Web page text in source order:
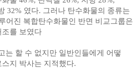
32% 였다. 그러나 탄수화물의 종류는
어진 복합탄수화물인 반면 비교그룹은
를 보였다
는 할 수 없지만 일반인들에게 어떻
지 박사는 지적했다.